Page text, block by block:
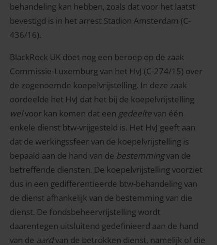
behandeling kan hebben, zoals dat voor het laatst
bevestigd is in het arrest Stadion Amsterdam (C-
436/16).
BlackRock UK doet nog een beroep op de zaak
Commissie-Luxemburg van het HvJ (C-274/15) over
de zogenoemde koepelvrijstelling. In deze zaak
oordeelde het HvJ dat het bij de koepelvrijstelling
welvoor kan komen dat een gedeeltevan één
enkele dienst btw-vrijgesteld is. Het HvJ geeft aan
dat de werkingssfeer van de koepelvrijstelling is
bepaald aan de hand van de bestemmingvan de
betreffende diensten. De koepelvrijstelling voorziet
dus in een gedifferentieerde btw-behandeling van
de dienst afhankelijk van de bestemming van die
dienst. De fondsbeheervrijstelling wordt
daarentegen uitsluitend gedefinieerd aan de hand
van de aardvan de betrokken dienst, namelijk of die